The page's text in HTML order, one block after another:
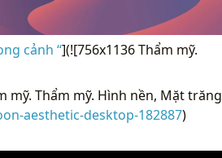
cảnh “](![756x1136 Thẩm mỹ.
mỹ. Thẩm mỹ. Hình nền, Mặt trăng
aesthetic-desktop-182887)